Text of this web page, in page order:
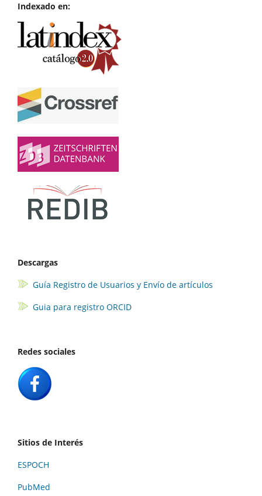
Indexado en:
Descargas
Guía Registro de Usuarios y Envío de artículos
Guia para registro ORCID
Redes sociales
Sitios de Interés
ESPOCH
PubMed